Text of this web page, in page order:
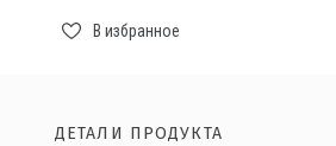
В избранное
ДЕТАЛИ ПРОДУКТА